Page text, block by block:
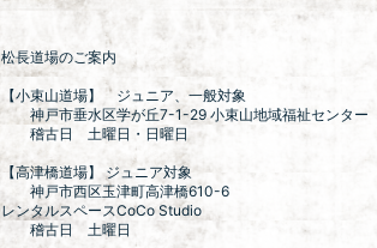
松長道場のご案内
【小束山道場】 ジュニア、一般対象
神戸市垂水区学が丘7-1-29 小束山地域福祉センター
稽古日 土曜日・日曜日
【高津橋道場】 ジュニア対象
神戸市西区玉津町高津橋610-6
レンタルスペースCoCo Studio
稽古日 土曜日